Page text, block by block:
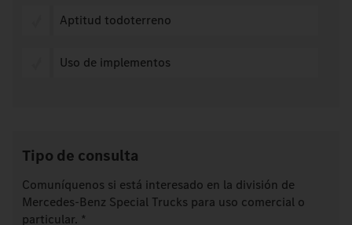
Aptitud todoterreno
Uso de implementos
Tipo de consulta
Comuníquenos si está interesado en la división de
Mercedes-Benz Special Trucks para uso comercial o
particular. *